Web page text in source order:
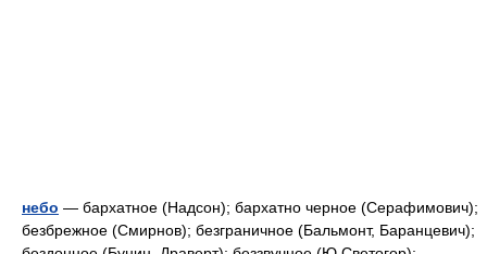
небо — бархатное (Надсон); бархатно черное (Серафимович);
безбрежное (Смирнов); безграничное (Бальмонт, Баранцевич);